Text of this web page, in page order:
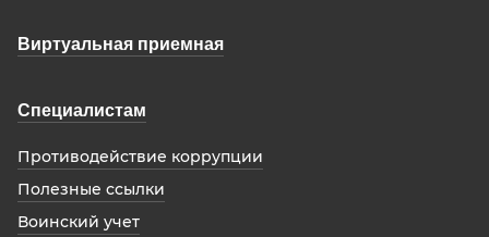
Виртуальная приемная
Специалистам
Противодействие коррупции
Полезные ссылки
Воинский учет